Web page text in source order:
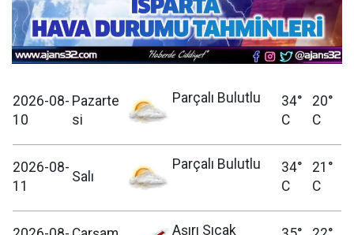
2026-08-
10
Pazarte
si
Parçalı Bulutlu
34°
C
20°
C
2026-08-
11
Salı
Parçalı Bulutlu
34°
C
21°
C
Aşırı Sıcak